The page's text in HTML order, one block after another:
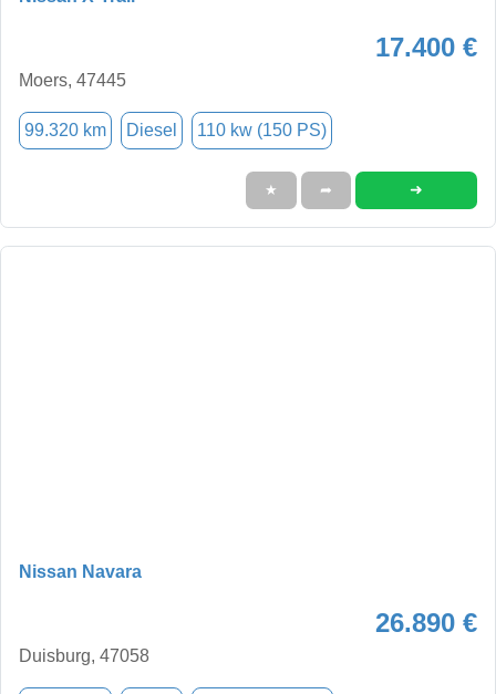
17.400 €
Moers, 47445
99.320 km Diesel 110 kw (150 PS)
★ ➦ ➜
Nissan Navara
26.890 €
Duisburg, 47058